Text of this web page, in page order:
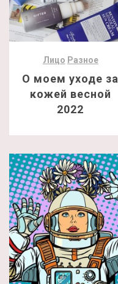
Лицо Разное
О моем уходе за
кожей весной
2022